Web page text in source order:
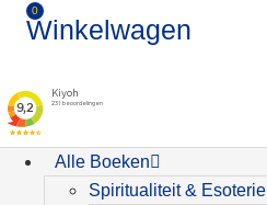
0
Winkelwagen
Alle Boeken
Spiritualiteit & Esoterie